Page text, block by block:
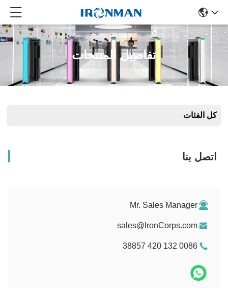
تفاصيل المنتجات
كل الفئات
اتصل بنا
Mr. Sales Manager
sales@lronCorps.com
0086 132 420 38857